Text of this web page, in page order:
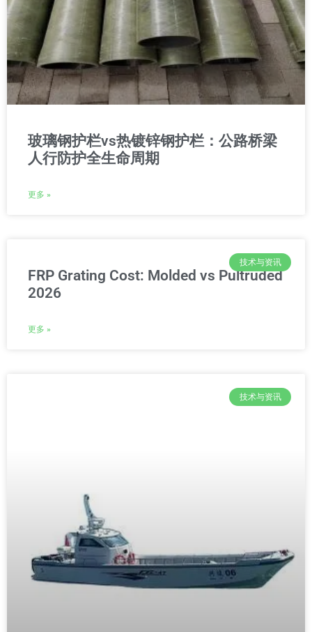
玻璃钢护栏vs热镀锌钢护栏：公路桥梁
人行防护全生命周期
更多 »
技术与资讯
FRP Grating Cost: Molded vs Pultruded
2026
更多 »
技术与资讯